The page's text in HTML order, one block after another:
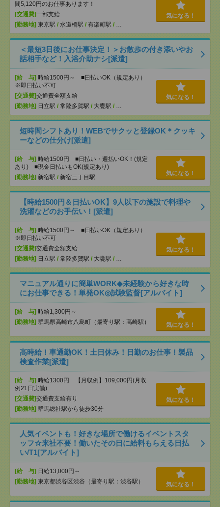
間5,120円のお仕事あります！
[交通費]一部支給
[勤務地] 東京駅 / 水道橋駅 / 有楽町駅 / …
気になる！
＜最短3日後にお仕事決定！＞お散歩の付き添いやお
話相手など！入浴介助ナシ[派遣]
[給 与] 時給1500円～ ■日払いOK（規定あり）
※即日払い不可
[交通費]交通費全額支給
[勤務地] 日立駅 / 常陸多賀駅 / 大甕駅 / …
気になる！
短時間シフトあり！WEBでサクッと登録OK＊クッキ
ーなどの仕分け[派遣]
[給 与] 時給1500円 ■日払い・週払いOK！(規定
あり) ■現金日払いもOK(規定あり)
[勤務地] 新宿駅 / 新宿三丁目駅
気になる！
【時給1500円＆日払いOK】9人以下の施設で料理や
洗濯などのお手伝い！[派遣]
[給 与] 時給1500円～ ■日払いOK（規定あり）
※即日払い不可
[交通費]交通費全額支給
[勤務地] 日立駅 / 常陸多賀駅 / 大甕駅 / …
気になる！
マニュアル通りに簡単WORK◆未経験から好きな時
にお仕事できる！単発OK◎試験監督[アルバイト]
[給 与] 時給1,300円～
[勤務地] 群馬県高崎市八島町（最寄り駅：高崎駅） 気になる！
高時給！車通勤OK！土日休み！日勤のお仕事！製品
検査作業[派遣]
[給 与] 時給1300円 【月収例】109,000円(月収
例21日実働)
[交通費]交通費支給有り
[勤務地] 群馬総社駅から徒歩30分
気になる！
人気イベントも！好きな場所で働けるイベントスタ
ッフ☆来社不要！働いたその日に給料もらえる日払
い/T1[アルバイト]
[給 与] 日給13,000円～
[勤務地] 東京都渋谷区渋谷（最寄り駅：渋谷駅） 気になる！